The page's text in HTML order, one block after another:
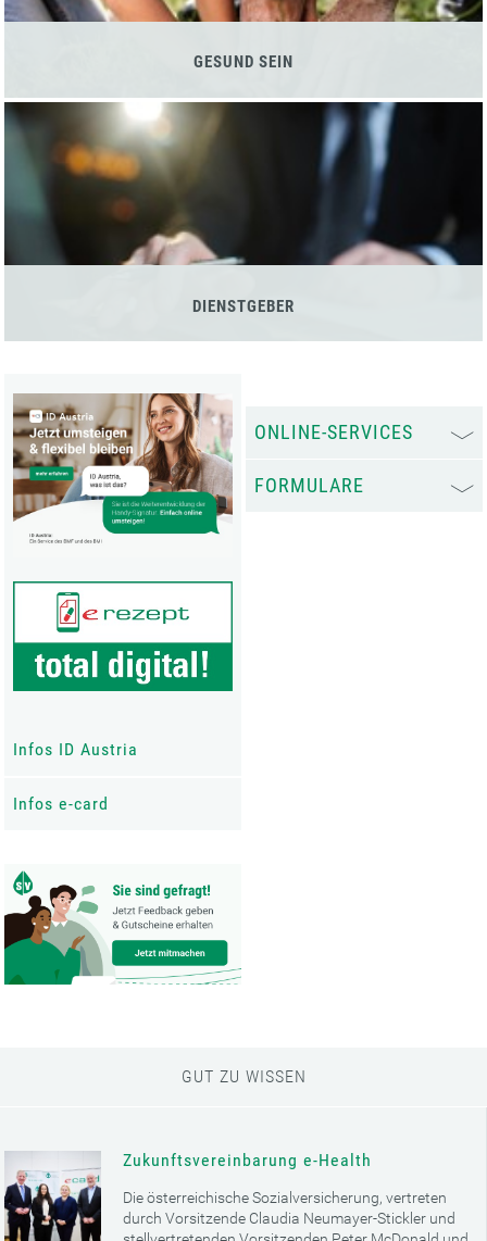
GESUND SEIN
DIENSTGEBER
Infos ID Austria
Infos e-card
ONLINE-SERVICES
FORMULARE
GUT ZU WISSEN
Zukunftsvereinbarung e-Health
Die österreichische Sozialversicherung, vertreten
durch Vorsitzende Claudia Neumayer-Stickler und